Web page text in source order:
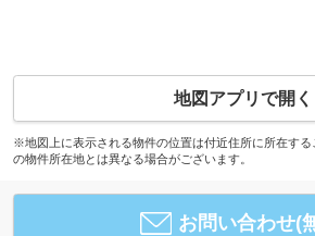
地図アプリで開く
※地図上に表示される物件の位置は付近住所に所在す
の物件所在地とは異なる場合がございます。
お問い合わせ(